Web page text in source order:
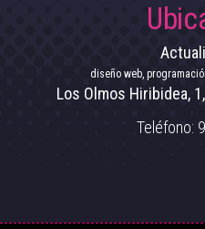
diseño web,
Los Olmos Hiribidea, 1,
Teléfono: